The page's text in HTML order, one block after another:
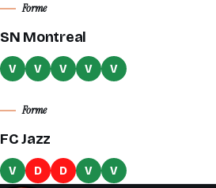
Forme
SN Montreal
V V V V V
Forme
FC Jazz
V D D V V